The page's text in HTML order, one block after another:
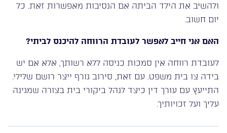
ולהשיב את הילד הביתה אם הנסיבות מאפשרות זאת. כל
יום חשוב.
האם אני חייב לאפשר לעובדת הרווחה להיכנס לביתי?
לעובדת רווחה אין סמכות כניסה ללא רשותך, אלא אם יש
בידה צו בית משפט. עם זאת, סירוב גורף ייצר רושם שלילי.
התייעץ עם עורך דין כיצד לנהל ביקורי בית בצורה שמגינה
עליך ועל זכויותיך.